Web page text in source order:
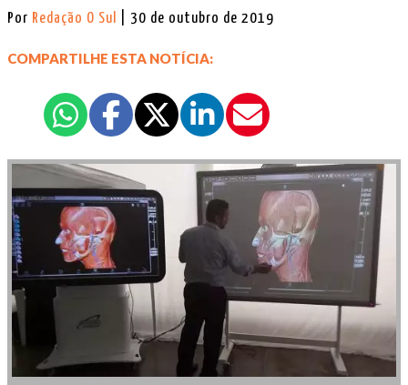
Por Redação O Sul | 30 de outubro de 2019
COMPARTILHE ESTA NOTÍCIA: